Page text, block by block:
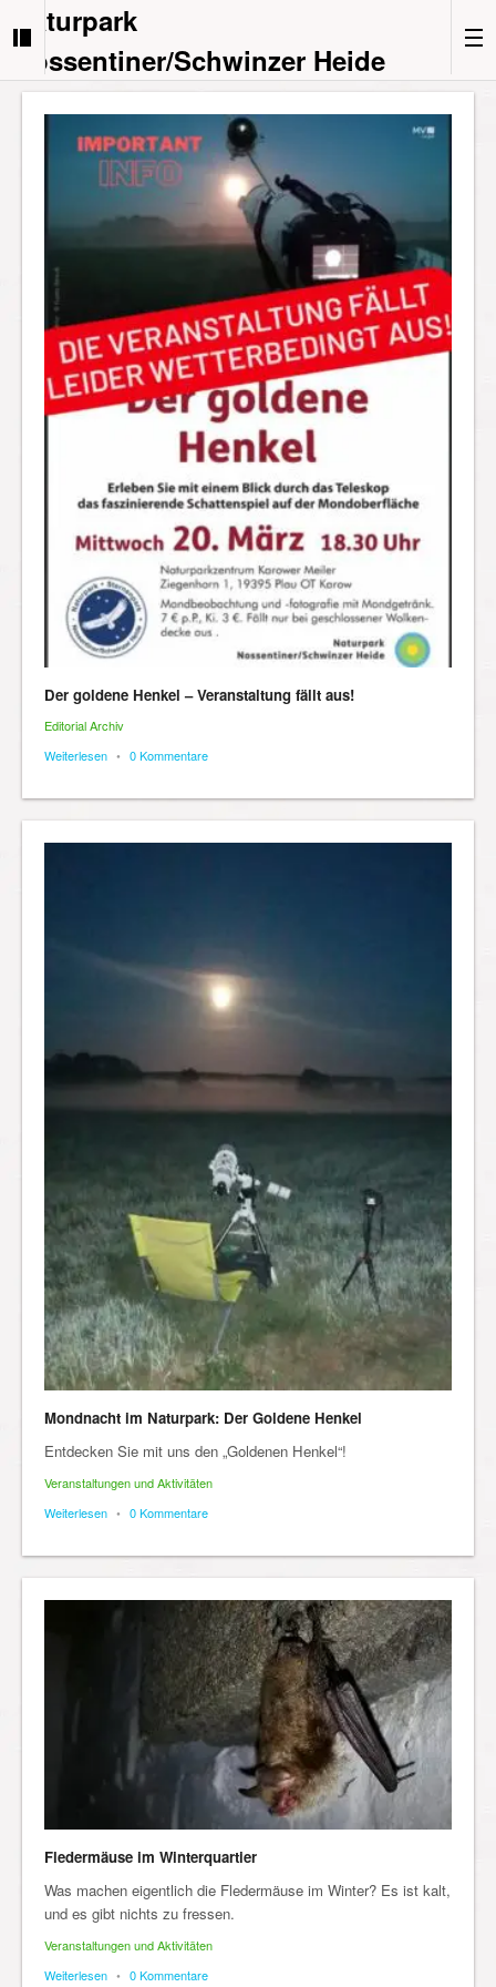
Naturpark
Nossentiner/Schwinzer Heide
Der goldene Henkel – Veranstaltung fällt aus!
Editorial Archiv
Weiterlesen • 0 Kommentare
Mondnacht im Naturpark: Der Goldene Henkel
Entdecken Sie mit uns den „Goldenen Henkel“!
Veranstaltungen und Aktivitäten
Weiterlesen • 0 Kommentare
Fledermäuse im Winterquartier
Was machen eigentlich die Fledermäuse im Winter? Es ist kalt,
und es gibt nichts zu fressen.
Veranstaltungen und Aktivitäten
Weiterlesen • 0 Kommentare